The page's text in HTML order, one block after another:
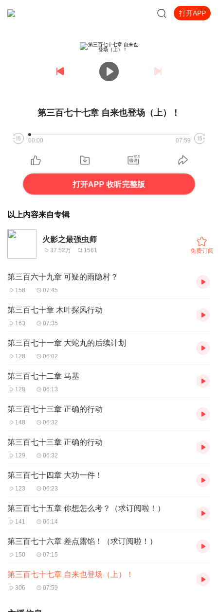
打开APP
第三百七十七章 自来也登场（上）！
00:00 07:59
打开APP 收听完整版
以上内容来自专辑
火影之最强虫师
37.52万 1561 免费订阅
第三百六十九章 可疑的雨隐村？
158 07:45
第三百七十章 木叶探风行动
163 07:35
第三百七十一章 大蛇丸的后续计划
128 06:02
第三百七十二章 马基
128 06:13
第三百七十三章 正确的行动
148 06:32
第三百七十三章 正确的行动
129 06:32
第三百七十四章 大功一件！
123 06:23
第三百七十五章 你想怎么考？（求订阅啦！）
141 06:14
第三百七十六章 差点露馅！（求订阅啦！）
150 07:15
第三百七十七章 自来也登场（上）！
306 07:59